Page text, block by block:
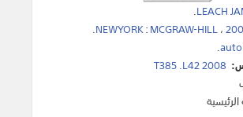
LEACH
.
NEWYORK:MCGRAW-HILL،
.
.
T385 .L42 2008